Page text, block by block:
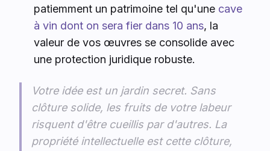
patiemment un patrimoine tel qu'une cave
à vin dont on sera fier dans 10 ans, la
valeur de vos œuvres se consolide avec
une protection juridique robuste.
Votre idée est un jardin secret. Sans
clôture solide, les fruits de votre labeur
risquent d'être cueillis par d'autres. La
propriété intellectuelle est cette clôture,